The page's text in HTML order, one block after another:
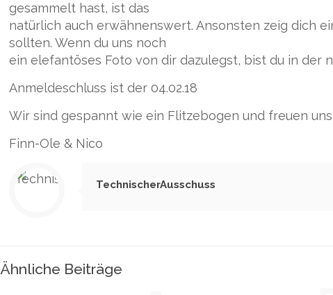
gesammelt hast, ist das
natürlich auch erwähnenswert. Ansonsten zeig dich
sollten. Wenn du uns noch
ein elefantöses Foto von dir dazulegst, bist du in der
Anmeldeschluss ist der 04.02.18
Wir sind gespannt wie ein Flitzebogen und freuen
Finn-Ole & Nico
TechnischerAusschuss
Ähnliche Beiträge